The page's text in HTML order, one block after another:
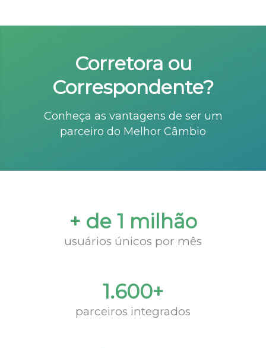
Corretora ou
Correspondente?
Conheça as vantagens de ser um
parceiro do Melhor Câmbio
+ de 1 milhão
usuários únicos por mês
1.600+
parceiros integrados